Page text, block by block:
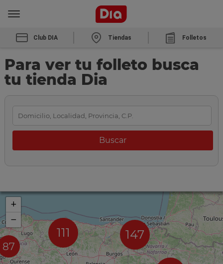
Club DIA Tiendas Folletos
Para ver tu folleto busca
tu tienda Dia
87
111 147
+
−